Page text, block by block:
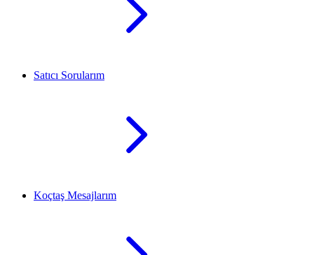
Satıcı Sorularım
Koçtaş Mesajlarım